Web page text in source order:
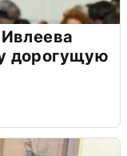
дорогущую